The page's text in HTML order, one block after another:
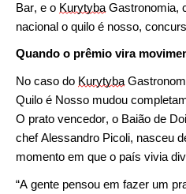
Bar, e o Kurytyba Gastronomia,
nacional o quilo é nosso,
Quando o prêmio vira
No caso do Kurytyba
Quilo é Nosso mudou
O prato vencedor, o Baião de
chef Alessandro Picoli, nasceu
momento em que o país vivia
“A gente pensou em fazer um